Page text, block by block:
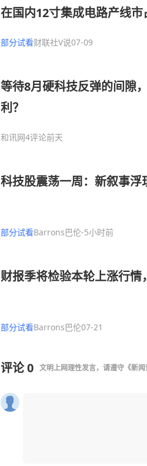
在国内12寸集成电路产线
部分试看财联社V说07-09
等待8月硬科技反弹的间隙
利？
和讯网4评论前天
科技股震荡一周：新叙事
部分试看Barrons巴伦-5小时前
财报季将检验本轮上涨行
部分试看Barrons巴伦07-21
评论0 文明上网理性发言，请遵守 《新